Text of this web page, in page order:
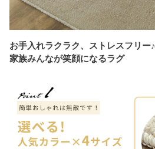
お手入れラクラク、ストレスフリー♪
家族みんなが笑顔になるラグ